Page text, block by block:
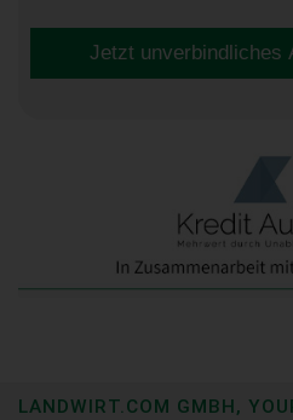
Jetzt unverbindliches
LANDWIRT.COM GMBH,